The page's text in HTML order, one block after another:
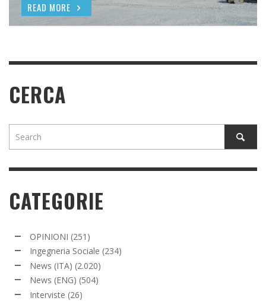
READ MORE
READ MORE
CERCA
CATEGORIE
OPINIONI (251)
Ingegneria Sociale (234)
News (ITA) (2.020)
News (ENG) (504)
Interviste (26)